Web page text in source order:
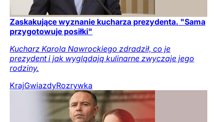
Zaskakujące wyznanie kucharza prezydenta. "Sama
przygotowuje posiłki"
Kucharz Karola Nawrockiego zdradził, co je
prezydent i jak wyglądają kulinarne zwyczaje jego
rodziny.
KrajGwiazdyRozrywka